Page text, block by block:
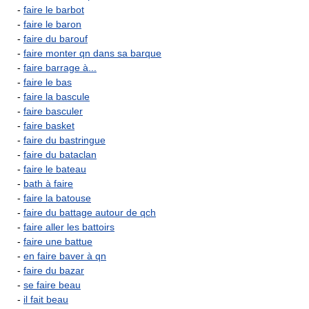
- faire le barbot
- faire le baron
- faire du barouf
- faire monter qn dans sa barque
- faire barrage à...
- faire le bas
- faire la bascule
- faire basculer
- faire basket
- faire du bastringue
- faire du bataclan
- faire le bateau
- bath à faire
- faire la batouse
- faire du battage autour de qch
- faire aller les battoirs
- faire une battue
- en faire baver à qn
- faire du bazar
- se faire beau
- il fait beau